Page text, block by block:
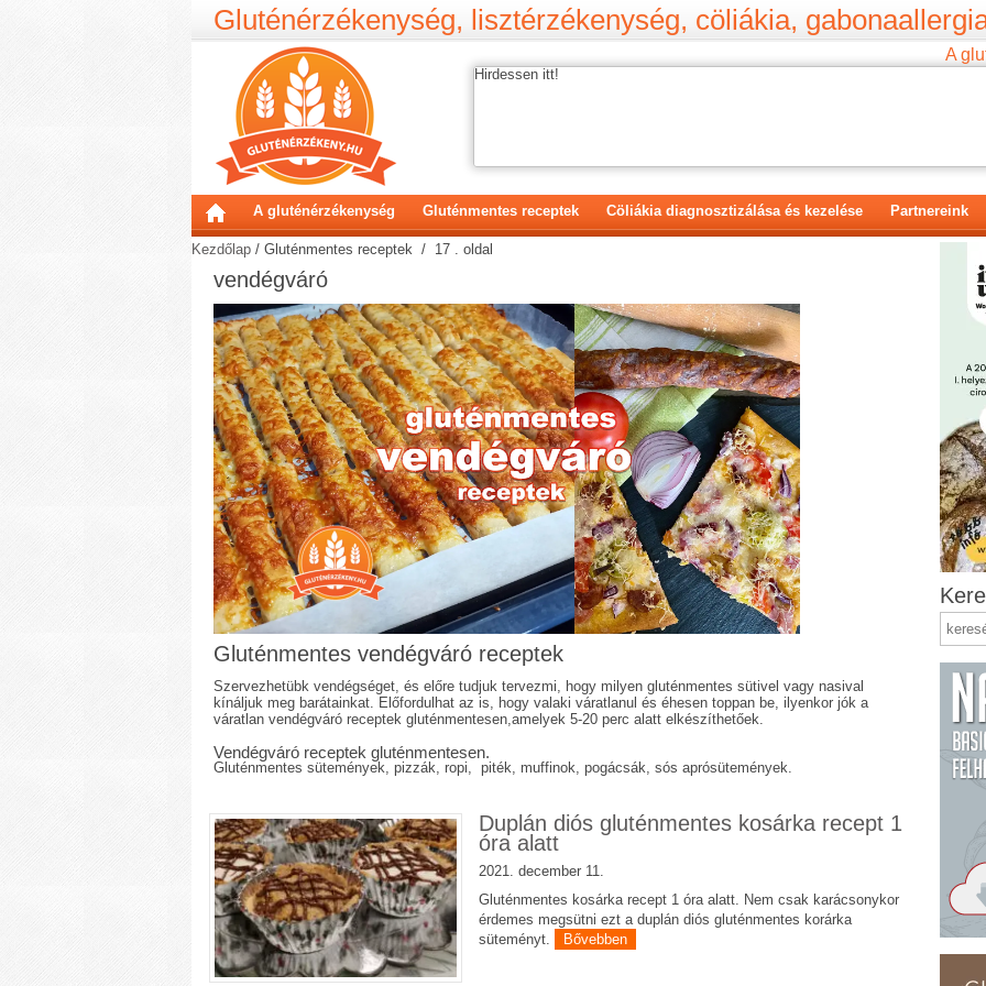
Gluténérzékenység, lisztérzékenység, cöliákia,
A
Hirdessen itt!
A gluténérzékenység Gluténmentes receptek Cöliákia diagnosztizálása és kezelése Partnereink
Kezdőlap / Gluténmentes receptek / 17 . oldal
vendégváró
Gluténmentes vendégváró receptek
Szervezhetübk vendégséget, és előre tudjuk tervezmi, hogy milyen gluténmentes sütivel vagy nasival
kínáljuk meg barátainkat. Előfordulhat az is, hogy valaki váratlanul és éhesen toppan be, ilyenkor jók a
váratlan vendégváró receptek gluténmentesen,amelyek 5-20 perc alatt elkészíthetőek.
Vendégváró receptek gluténmentesen.
Gluténmentes sütemények, pizzák, ropi, piték, muffinok, pogácsák, sós aprósütemények.
Duplán diós gluténmentes kosárka recept 1
óra alatt
2021. december 11.
Gluténmentes kosárka recept 1 óra alatt. Nem csak karácsonykor
érdemes megsütni ezt a duplán diós gluténmentes korárka
süteményt.
Bővebben